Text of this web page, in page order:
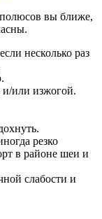
вы ближе,
несколько раз
и/или изжогой.
резко
в районе шеи и
слабости и